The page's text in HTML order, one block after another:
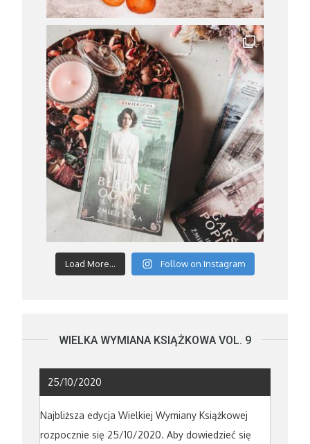
Load More... Follow on Instagram
WIELKA WYMIANA KSIĄŻKOWA VOL. 9
25/10/2020
Najbliższa edycja Wielkiej Wymiany Książkowej
rozpocznie się 25/10/2020. Aby dowiedzieć się